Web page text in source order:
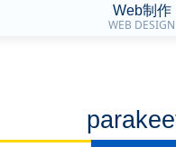
Web制作
WEB DESIGN